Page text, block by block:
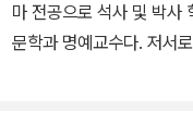
마 전공으로 석사 및 박사
문학과 명예교수다. 저서로